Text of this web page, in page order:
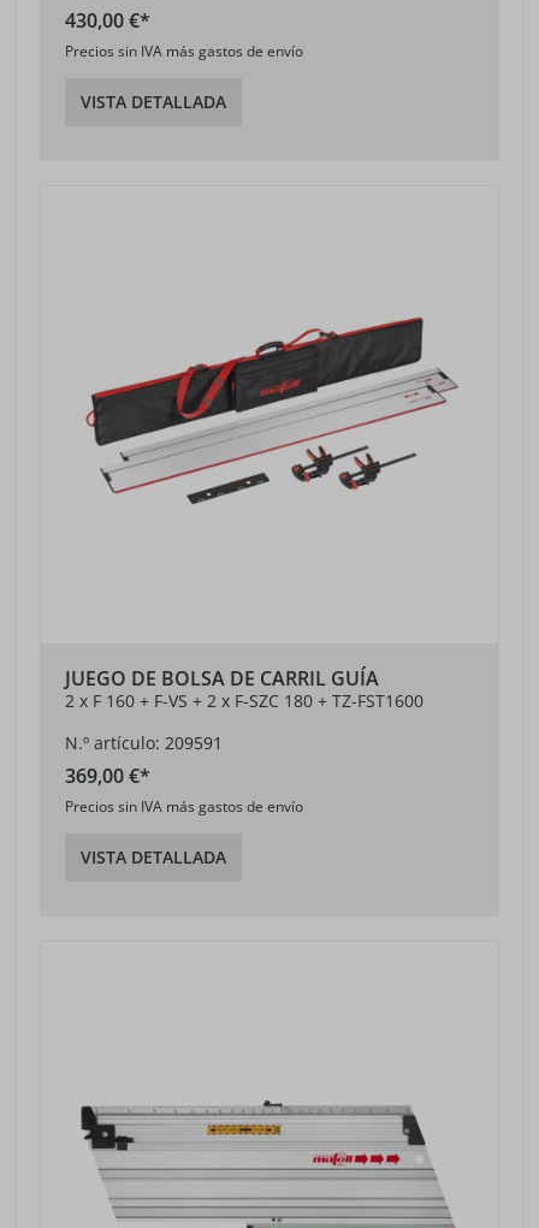
430,00 €*
Precios sin IVA más gastos de envío
VISTA DETALLADA
JUEGO DE BOLSA DE CARRIL GUÍA
2 x F 160 + F-VS + 2 x F-SZC 180 + TZ-FST1600
N.º artículo: 209591
369,00 €*
Precios sin IVA más gastos de envío
VISTA DETALLADA